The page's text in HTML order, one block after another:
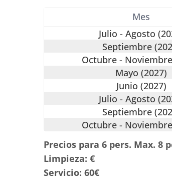
Mes
Julio - Agosto
Septiembre
Octubre -
Mayo (2027)
Junio (2027)
Julio - Agosto
Septiembre
Octubre -
Precios para 6 pers. Max. 8
Limpieza: €
Servicio: 60€